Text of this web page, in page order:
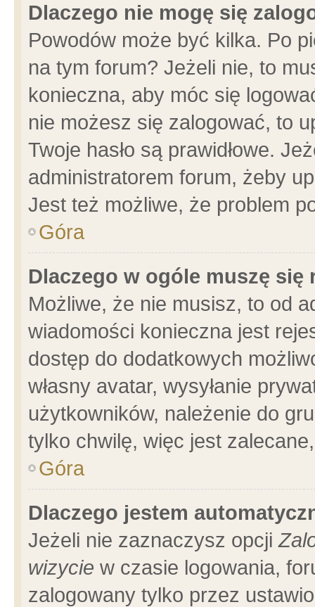
Dlaczego nie mogę się
Powodów może być kilka. Po
na tym forum? Jeżeli nie, to
konieczna, aby móc się
nie możesz się zalogować, to
Twoje hasło są prawidłowe.
administratorem forum, żeby
Jest też możliwe, że problem
Góra
Dlaczego w ogóle muszę się
Możliwe, że nie musisz, to od
wiadomości konieczna jest
dostęp do dodatkowych
własny avatar, wysyłanie
użytkowników, należenie do
tylko chwilę, więc jest
Góra
Dlaczego jestem
Jeżeli nie zaznaczysz opcji
wizycie w czasie logowania,
zalogowany tylko przez